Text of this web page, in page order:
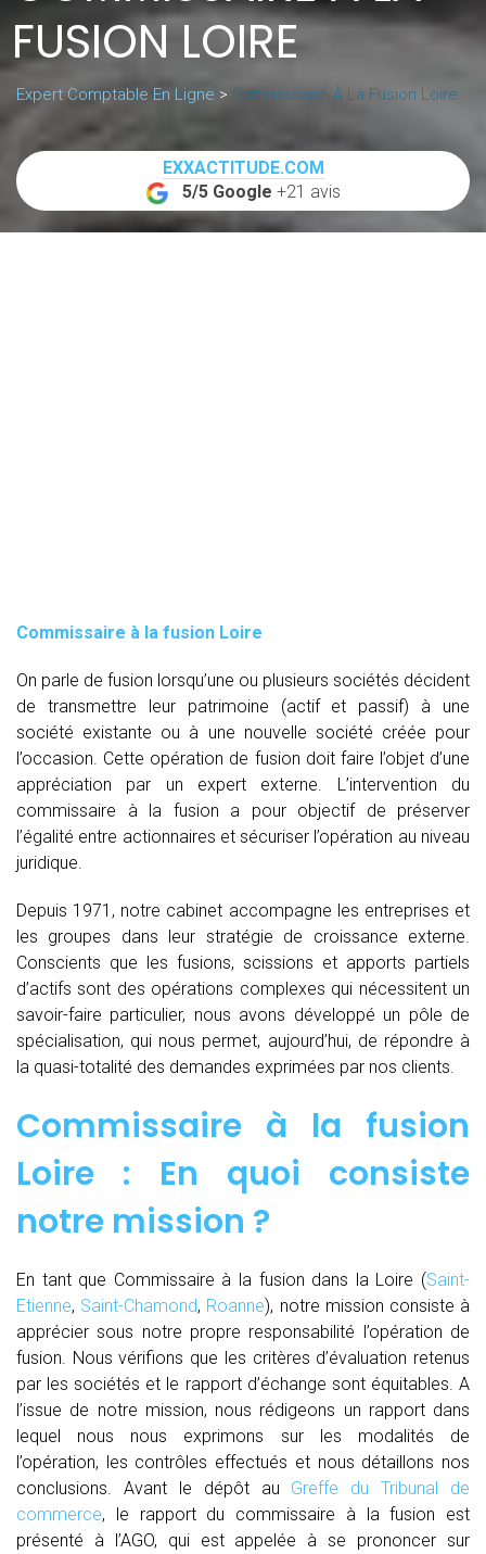
FUSION LOIRE
Expert Comptable En Ligne > Commissaire À La Fusion Loire
EXXACTITUDE.COM
5/5 Google +21 avis
Commissaire à la fusion Loire
On parle de fusion lorsqu’une ou plusieurs sociétés décident
de transmettre leur patrimoine (actif et passif) à une
société existante ou à une nouvelle société créée pour
l’occasion. Cette opération de fusion doit faire l’objet d’une
appréciation par un expert externe. L’intervention du
commissaire à la fusion
a pour objectif de préserver
l’égalité entre actionnaires et sécuriser l’opération au niveau
juridique.
Depuis 1971, notre cabinet accompagne les entreprises et
les groupes dans leur stratégie de croissance externe.
Conscients que les fusions, scissions et apports partiels
d’actifs sont des opérations complexes qui nécessitent un
savoir-faire particulier, nous avons développé un pôle de
spécialisation, qui nous permet, aujourd’hui, de répondre à
la quasi-totalité des demandes exprimées par nos clients.
Commissaire à la fusion
Loire : En quoi consiste
notre mission ?
En tant que Commissaire à la fusion dans la Loire (Saint-
Etienne, Saint-Chamond, Roanne), notre mission consiste à
apprécier sous notre propre responsabilité l’opération de
fusion. Nous vérifions que les critères d’évaluation retenus
par les sociétés et le rapport d’échange sont équitables. A
l’issue de notre mission, nous rédigeons un rapport dans
lequel nous nous exprimons sur les modalités de
l’opération, les contrôles effectués et nous détaillons nos
conclusions. Avant le dépôt au Greffe du Tribunal de
commerce, le rapport du commissaire à la fusion est
présenté à l’AGO, qui est appelée à se prononcer sur